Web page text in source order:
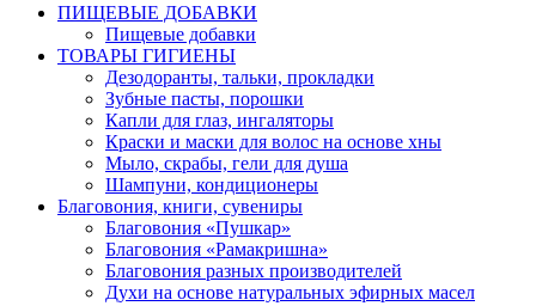
ПИЩЕВЫЕ ДОБАВКИ
Пищевые добавки
ТОВАРЫ ГИГИЕНЫ
Дезодоранты, тальки, прокладки
Зубные пасты, порошки
Капли для глаз, ингаляторы
Краски и маски для волос на основе хны
Мыло, скрабы, гели для душа
Шампуни, кондиционеры
Благовония, книги, сувениры
Благовония «Пушкар»
Благовония «Рамакришна»
Благовония разных производителей
Духи на основе натуральных эфирных масел